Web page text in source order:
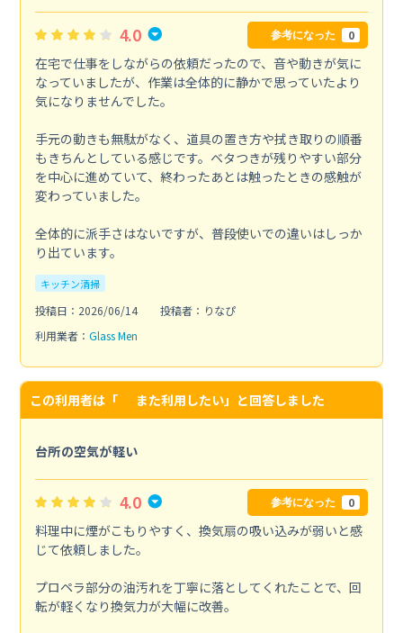
4.0 参考になった 0
在宅で仕事をしながらの依頼だったので、音や動きが気に
なっていましたが、作業は全体的に静かで思っていたより
気になりませんでした。
手元の動きも無駄がなく、道具の置き方や拭き取りの順番
もきちんとしている感じです。ベタつきが残りやすい部分
を中心に進めていて、終わったあとは触ったときの感触が
変わっていました。
全体的に派手さはないですが、普段使いでの違いはしっか
り出ています。
キッチン清掃
投稿日：2026/06/14
投稿者：りなぴ
利用業者： Glass Men
この利用者は「 また利用したい」と回答しました
台所の空気が軽い
4.0 参考になった 0
料理中に煙がこもりやすく、換気扇の吸い込みが弱いと感
じて依頼しました。
プロペラ部分の油汚れを丁寧に落としてくれたことで、回
転が軽くなり換気力が大幅に改善。